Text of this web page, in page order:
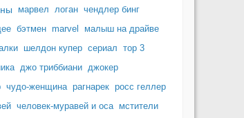
марвел логан чендлер бинг
бэтмен marvel
малыш на драйве
шелдон купер сериал тор 3
джо триббиани джокер
чудо-женщина рагнарек росс геллер
человек-муравей и оса мстители